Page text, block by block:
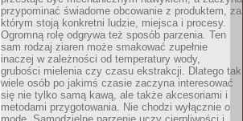
przypominać świadome obcowanie z produktem, za
którym stoją konkretni ludzie, miejsca i procesy.
Ogromną rolę odgrywa też sposób parzenia. Ten
sam rodzaj ziaren może smakować zupełnie
inaczej w zależności od temperatury wody,
grubości mielenia czy czasu ekstrakcji. Dlatego tak
wiele osób po jakimś czasie zaczyna interesować
się nie tylko samą kawą, ale także akcesoriami i
metodami przygotowania. Nie chodzi wyłącznie o